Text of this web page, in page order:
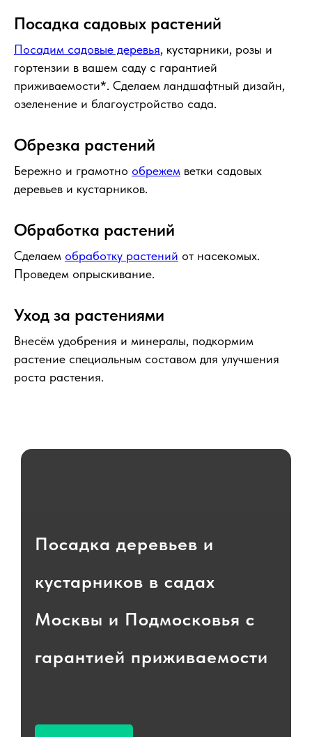
Посадка садовых растений
Посадим садовые деревья, кустарники, розы и
гортензии в вашем саду с гарантией
приживаемости*. Сделаем ландшафтный дизайн,
озеленение и благоустройство сада.
Обрезка растений
Бережно и грамотно обрежем ветки садовых
деревьев и кустарников.
Обработка растений
Сделаем обработку растений от насекомых.
Проведем опрыскивание.
Уход за растениями
Внесём удобрения и минералы, подкормим
растение специальным составом для улучшения
роста растения.
Посадка деревьев и
кустарников в садах
Москвы и Подмосковья с
гарантией приживаемости